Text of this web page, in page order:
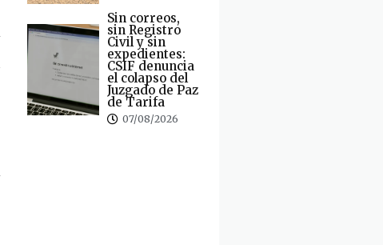
Sin correos,
sin Registro
Civil y sin
expedientes:
CSIF denuncia
el colapso del
Juzgado de Paz
de Tarifa
07/08/2026